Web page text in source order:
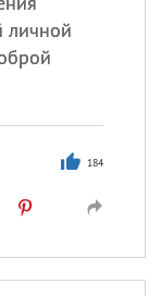
личной
184